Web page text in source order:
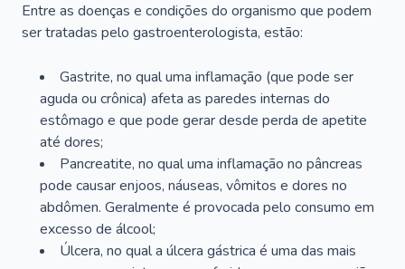
Entre as doenças e condições do organismo que podem
ser tratadas pelo gastroenterologista, estão:
Gastrite, no qual uma inflamação (que pode ser
aguda ou crônica) afeta as paredes internas do
estômago e que pode gerar desde perda de apetite
até dores;
Pancreatite, no qual uma inflamação no pâncreas
pode causar enjoos, náuseas, vômitos e dores no
abdômen. Geralmente é provocada pelo consumo em
excesso de álcool;
Úlcera, no qual a úlcera gástrica é uma das mais